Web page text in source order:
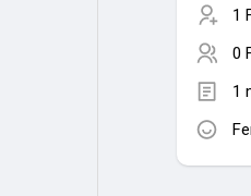
1
0
1